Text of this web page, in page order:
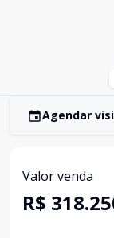
Agendar
Valor venda
R$